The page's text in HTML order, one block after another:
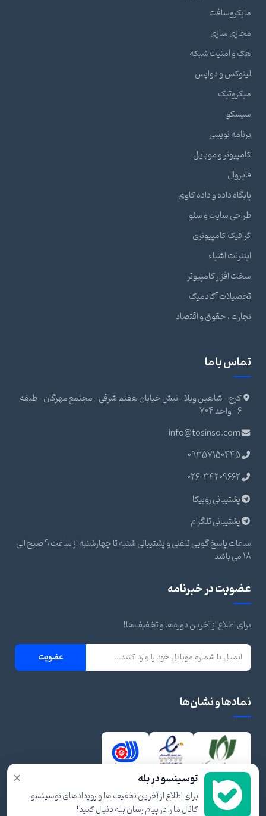
مایکروسافت
مجازی سازی
هک و امنیت شبکه
لینوکس و دواپس
میکروتیک
سیسکو
برنامه نویسی
کامپیوتر و موبایل
فایروال
پایگاه داده و داده کاوی
طراحی سایت و سئو
گرافیک کامپیوتری
اینترنت اشیاء
سخت افزار کامپیوتر
تحصیلات آکادمیک
تجارت ، حقوق و اقتصاد
تماس با ما
کرج - شاهین ویلا - نبش خیابان هفتم شرقی - مجتمع مهرگان - طبقه
6 - واحد 704
info@tosinso.com
09357150445
026-34209662
پشتیبانی روبیکا
پشتیبانی تلگرام
ساعات پاسخ گویی تلفنی و پشتیبانی شنبه تا چهارشنبه از ساعت 9 صبح الی
18 می باشد
عضویت در خبرنامه
برای اطلاع از آخرین دوره‌ها و تخفیف‌ها!
عضویت
نمادها و نشان‌ها
× توسینسو در بله
برای اطلاع از آخرین تخفیف ها و رویدادهای توسینسو
کانال ما را در پیام رسان بله دنبال کنید!